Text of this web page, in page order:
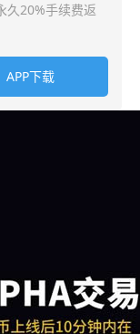
久20%手续费返
APP下载